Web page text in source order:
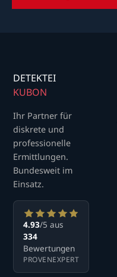
DETEKTEI
KUBON
Ihr Partner für
diskrete und
professionelle
Ermittlungen.
Bundesweit im
Einsatz.
4.93/5 aus
334
Bewertungen
PROVENEXPERT